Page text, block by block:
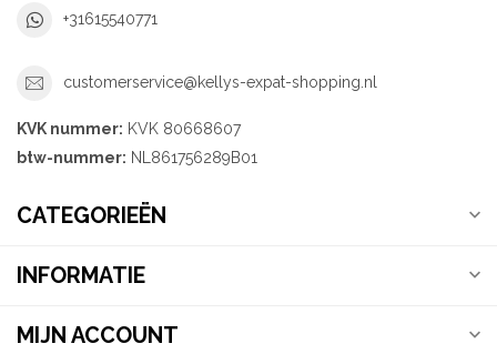
+31615540771
customerservice@kellys-expat-shopping.nl
KVK nummer: KVK 80668607
btw-nummer: NL861756289B01
CATEGORIEËN
INFORMATIE
MIJN ACCOUNT